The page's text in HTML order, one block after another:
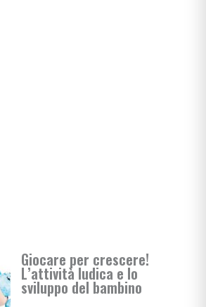
Giocare per crescere!
L’attività ludica e lo
sviluppo del bambino